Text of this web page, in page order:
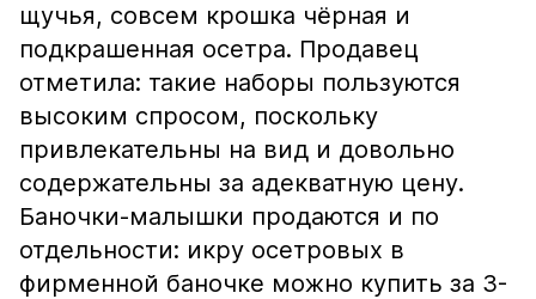
щучья, совсем крошка чёрная и
подкрашенная осетра. Продавец
отметила: такие наборы пользуются
высоким спросом, поскольку
привлекательны на вид и довольно
содержательны за адекватную цену.
Баночки-малышки продаются и по
отдельности: икру осетровых в
фирменной баночке можно купить за 3-